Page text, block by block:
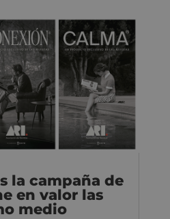
la campaña de
en valor las
medio